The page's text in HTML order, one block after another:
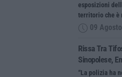
esposizioni
territorio che è
09
Rissa Tra
Sinopolese,
“La polizia ha